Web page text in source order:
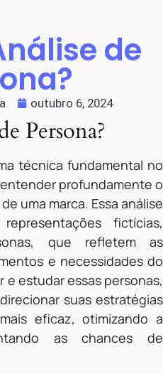
de
outubro 6, 2024
Persona?
técnica fundamental no
profundamente o
uma marca. Essa análise
fictícias,
que refletem as
e necessidades do
estudar essas personas,
suas estratégias
eficaz, otimizando a
as chances de